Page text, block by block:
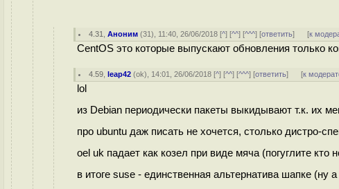
4.31 ,Аноним (31), 11:40, 26/06/2018 [^] [^^] [^^^] [ответить] [к
CentOS это которые выпускают обновления только
4.59 ,leap42 (ok), 14:01, 26/06/2018 [^] [^^] [^^^] [ответить] [к
lol
из Debian периодически пакеты выкидывают т.к. их
про ubuntu даж писать не хочется, столько дистро-
oel uk падает как козел при виде мяча (погуглите
в итоге suse - единственная альтернатива шапке (ну